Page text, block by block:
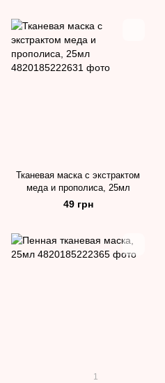
Тканевая маска с экстрактом
меда и прополиса, 25мл
49 грн
1